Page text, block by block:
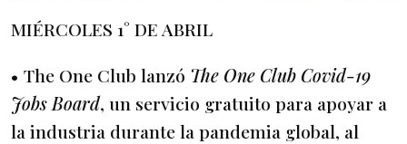
MIÉRCOLES 1° DE ABRIL
• The One Club lanzó The One Club Covid-19
Jobs Board, un servicio gratuito para apoyar a
la industria durante la pandemia global, al